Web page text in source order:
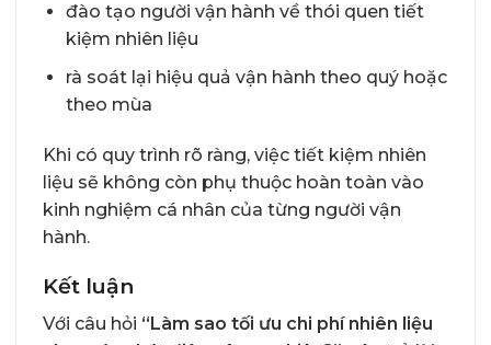
đào tạo người vận hành về thói quen tiết
kiệm nhiên liệu
rà soát lại hiệu quả vận hành theo quý hoặc
theo mùa
Khi có quy trình rõ ràng, việc tiết kiệm nhiên
liệu sẽ không còn phụ thuộc hoàn toàn vào
kinh nghiệm cá nhân của từng người vận
hành.
Kết luận
Với câu hỏi “Làm sao tối ưu chi phí nhiên liệu